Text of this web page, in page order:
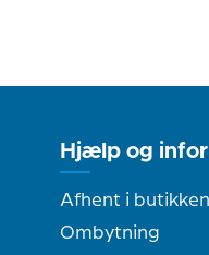
Hjælp og
Afhent i butikken
Ombytning